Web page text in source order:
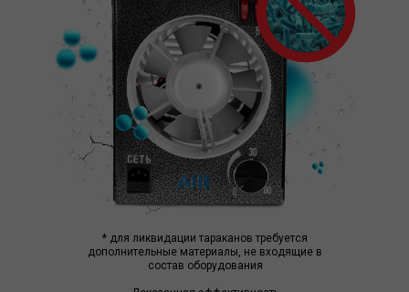
* для ликвидации тараканов требуется
дополнительные материалы, не входящие в
состав оборудования